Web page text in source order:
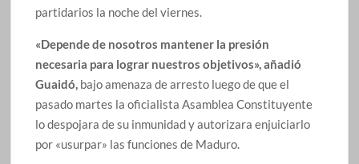
partidarios la noche del viernes.
«Depende de nosotros mantener la presión
necesaria para lograr nuestros objetivos», añadió
Guaidó, bajo amenaza de arresto luego de que el
pasado martes la oficialista Asamblea Constituyente
lo despojara de su inmunidad y autorizara enjuiciarlo
por «usurpar» las funciones de Maduro.